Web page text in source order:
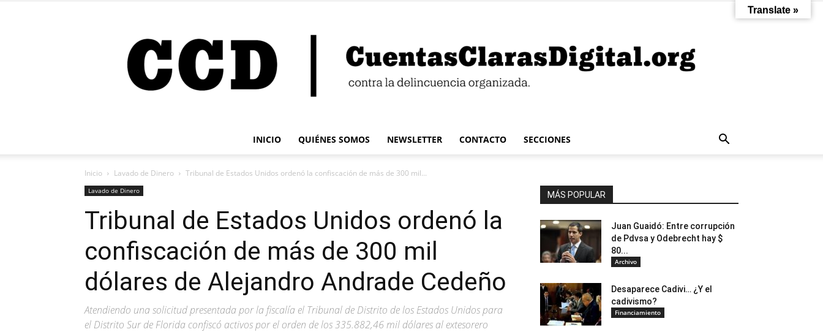
Claras
Digital
INICIO QUIÉNES SOMOS NEWSLETTER CONTACTO SECCIONES
Inicio Lavado de Dinero Tribunal de Estados Unidos ordenó la confiscación de más de 300 mil...
Lavado de Dinero
Tribunal de Estados Unidos ordenó la
confiscación de más de 300 mil
dólares de Alejandro Andrade Cedeño
Atendiendo una solicitud presentada por la fiscalía el Tribunal de Distrito de los Estados Unidos para
el Distrito Sur de Florida confiscó activos por el orden de los 335.882,46 mil dólares al extesorero
MÁS POPULAR
Juan Guaidó: Entre corrupción
de Pdvsa y Odebrecht hay $
80...
Archivo
Desaparece Cadivi… ¿Y el
cadivismo?
Financiamiento
Translate »